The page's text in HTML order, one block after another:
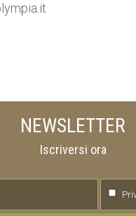
NEWSLETTER
Iscriversi ora